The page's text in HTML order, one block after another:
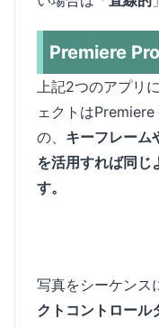
Premiere
上記2つのアプリ
ェクトは
の、 キーフレーム
を活用すれば同じ
す。
写真をシーケンス
クトコントロール